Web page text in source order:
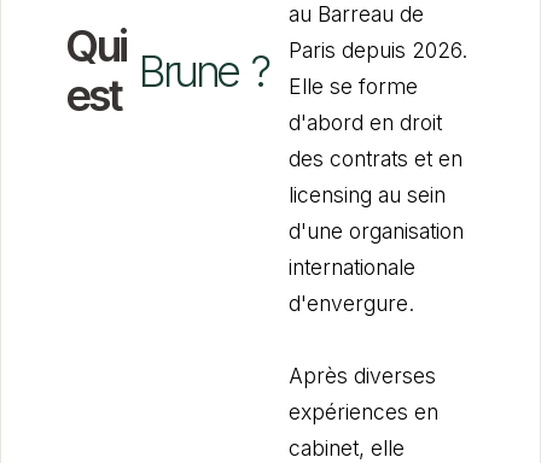
Qui
est Brune ?
au Barreau de
Paris depuis 2026.
Elle se forme
d'abord en droit
des contrats et en
licensing au sein
d'une organisation
internationale
d'envergure.
Après diverses
expériences en
cabinet, elle